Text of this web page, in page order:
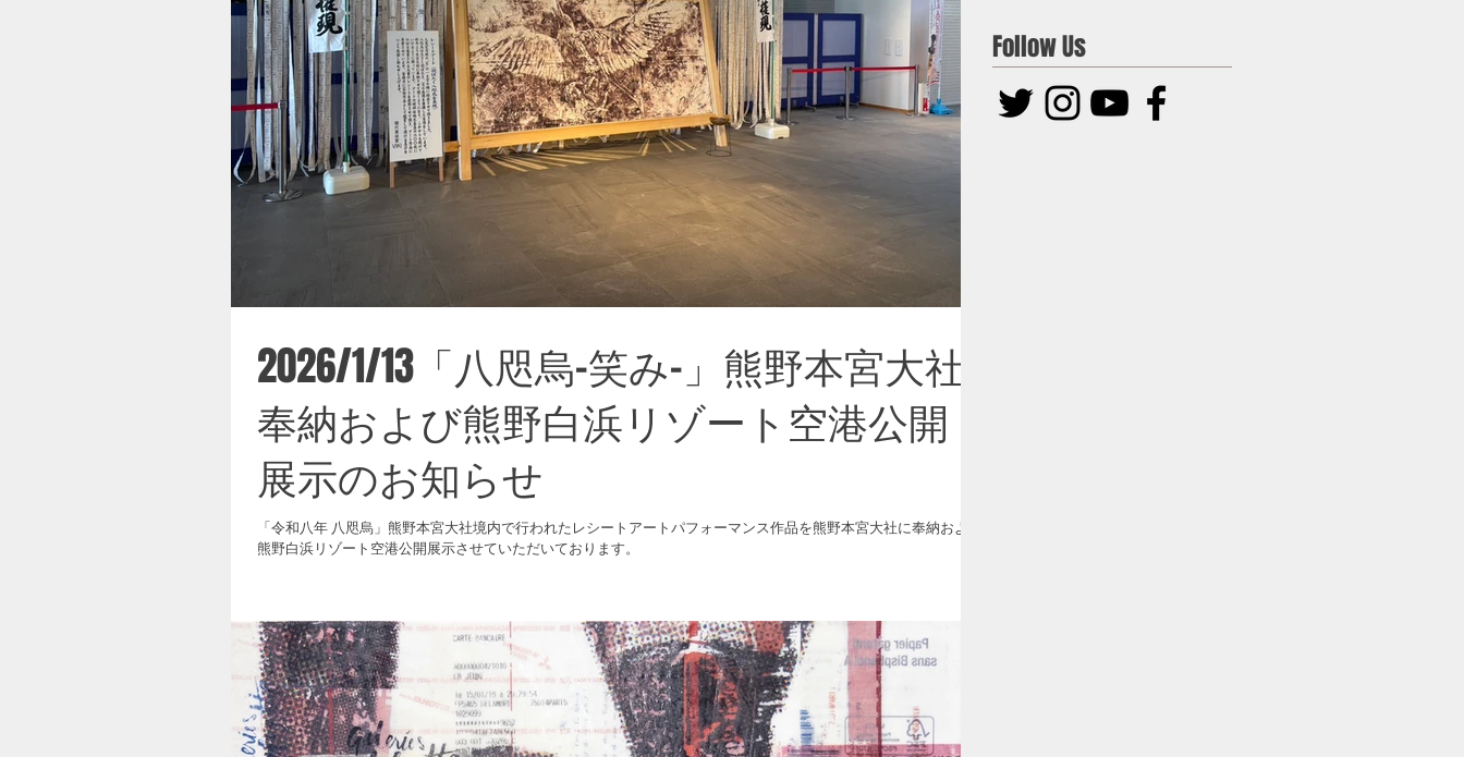
2026/1/13「八咫烏-笑み-」熊野本宮大社
奉納および熊野白浜リゾート空港公開
展示のお知らせ
「令和八年 八咫烏」熊野本宮大社境内で行われたレシートアートパフォーマンス作品を熊野本宮大社に奉納および
熊野白浜リゾート空港公開展示させていただいております。
Follow Us